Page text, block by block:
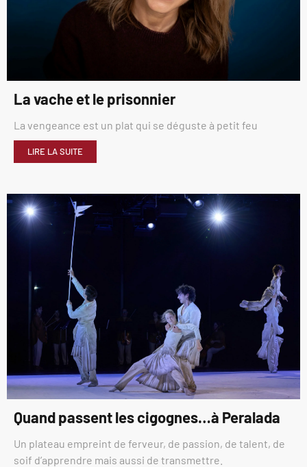
La vache et le prisonnier
La vengeance est un plat qui se déguste à petit feu
LIRE LA SUITE
Quand passent les cigognes…à Peralada
Un plateau empreint de ferveur, de passion, de talent, de
soif d’apprendre mais aussi de transmettre.